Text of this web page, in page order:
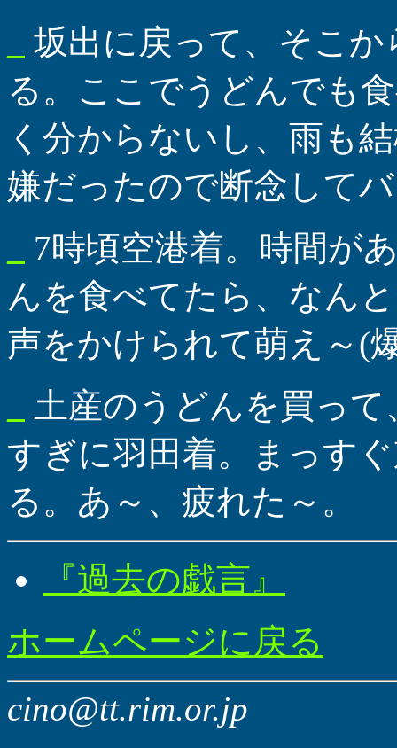
坂出に戻って、そこ
る。ここでうどんでも
く分からないし、雨も
嫌だったので断念して
7時頃空港着。時間が
んを食べてたら、なん
声をかけられて萌え～(
土産のうどんを買っ
すぎに羽田着。まっす
る。あ～、疲れた～。
『過去の戯言』
ホームページに戻る
cino@tt.rim.or.jp